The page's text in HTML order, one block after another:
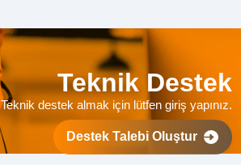
Teknik Destek
Teknik destek almak için lütfen giriş yapınız.
Destek Talebi Oluştur